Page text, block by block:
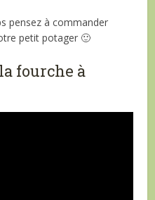
pensez à commander
petit potager 🙂
fourche à